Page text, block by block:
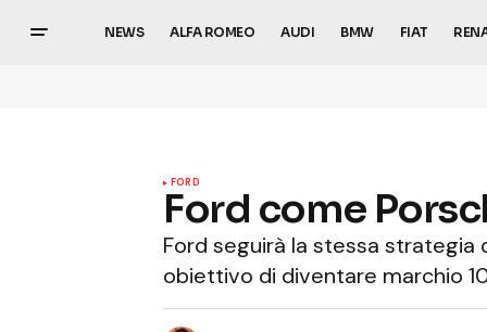
NEWS ALFA ROMEO AUDI BMW FIAT
FORD
Ford come
Ford seguirà la stessa strategia
obiettivo di diventare marchio